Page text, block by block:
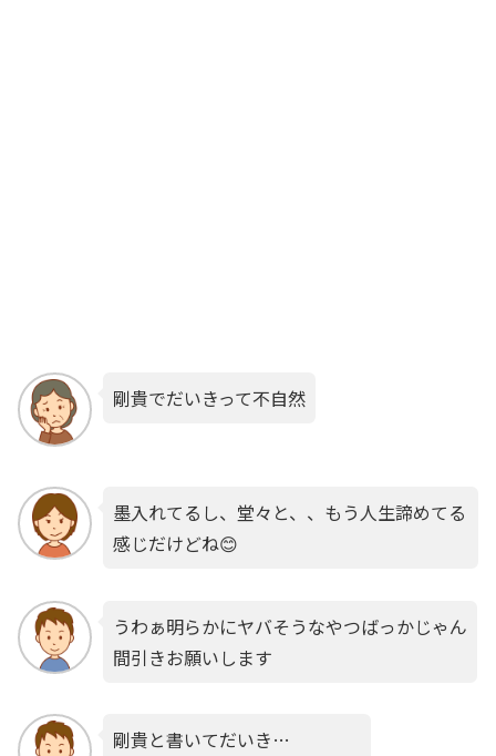
剛貴でだいきって不自然
墨入れてるし、堂々と、、もう人生諦めてる
感じだけどね😊
うわぁ明らかにヤバそうなやつばっかじゃん
間引きお願いします
剛貴と書いてだいき…